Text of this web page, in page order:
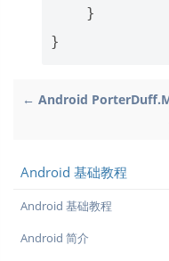
}
}
← Android
Android 基础教程
Android 基础教程
Android 简介